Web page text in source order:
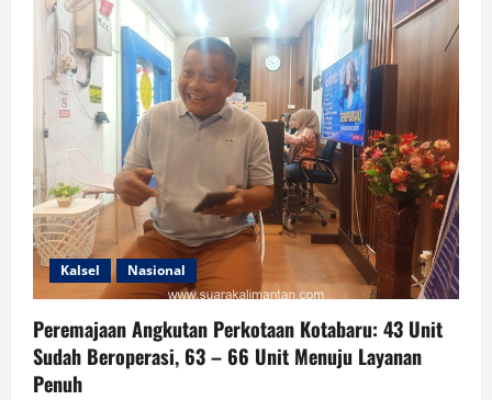
Kalsel Nasional
Peremajaan Angkutan Perkotaan Kotabaru: 43 Unit
Sudah Beroperasi, 63 – 66 Unit Menuju Layanan
Penuh